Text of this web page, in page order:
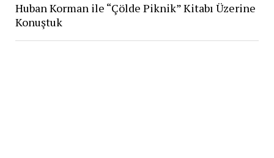
Huban Korman ile “Çölde Piknik” Kitabı Üzerine
Konuştuk